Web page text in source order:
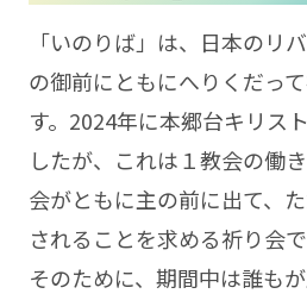
「いのりば」は、日本のリ
の御前にともにへりくだっ
す。2024年に本郷台キリス
したが、これは１教会の働
会がともに主の前に出て、
されることを求める祈り会で
そのために、期間中は誰も